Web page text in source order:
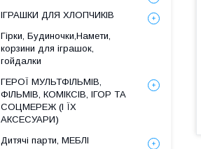
ІГРАШКИ ДЛЯ ХЛОПЧИКІВ
Гірки, Будиночки,Намети,
корзини для іграшок,
гойдалки
ГЕРОЇ МУЛЬТФІЛЬМІВ,
ФІЛЬМІВ, КОМІКСІВ, ІГОР ТА
СОЦМЕРЕЖ (І ЇХ
АКСЕСУАРИ)
Дитячі парти, МЕБЛІ